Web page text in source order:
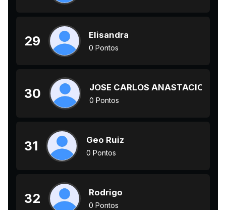
29 Elisandra
0 Pontos
30 JOSE CARLOS ANASTACIO
0 Pontos
31 Geo Ruiz
0 Pontos
32 Rodrigo
0 Pontos